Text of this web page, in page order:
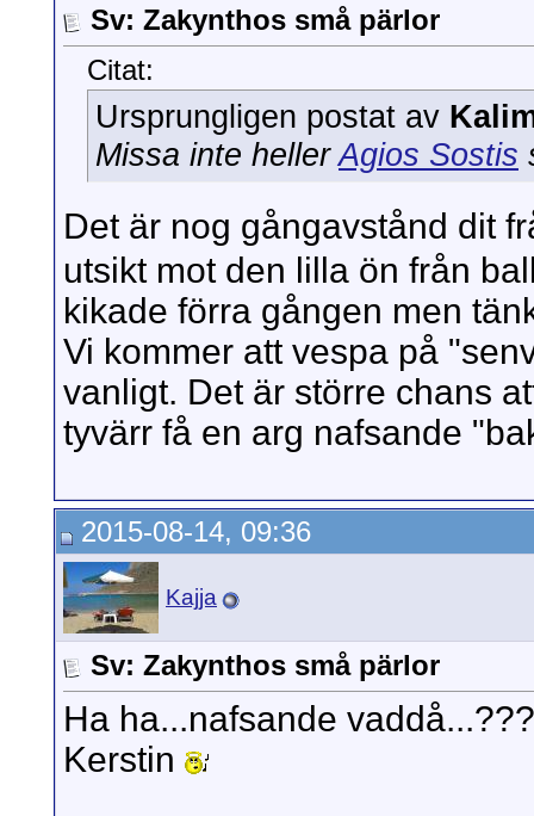
Sv: Zakynthos små pärlor
Citat:
Ursprungligen postat av
Missa inte hellerAgios Sostis
Det är nog gångavstånd dit
utsikt mot den lilla ön från
kikade förra gången men
Vi kommer att vespa på
vanligt. Det är större chans
tyvärr få en arg nafsande
2015-08-14, 09:36
Kajja
Sv: Zakynthos små pärlor
Ha ha...nafsande
Kerstin